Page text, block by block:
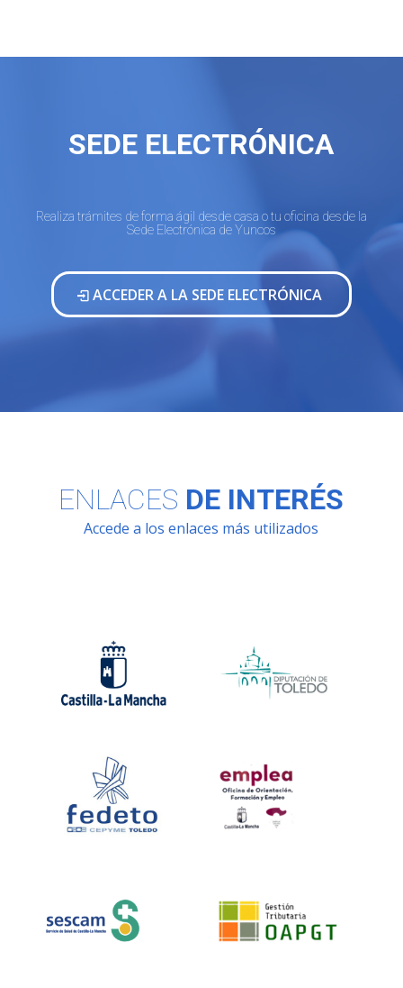
SEDE ELECTRÓNICA
Realiza trámites de forma ágil desde casa o tu oficina desde la
Sede Electrónica de Yuncos
ACCEDER A LA SEDE ELECTRÓNICA
ENLACES DE INTERÉS
Accede a los enlaces más utilizados